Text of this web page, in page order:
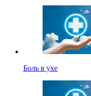
Боль в ухе